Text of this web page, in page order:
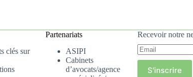
clés sur
Partenariats
ASIPI
Cabinets
d’avocats/agence
Recevoir notre
S'inscrire